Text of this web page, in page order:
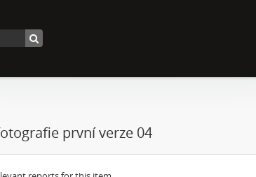
první verze 04